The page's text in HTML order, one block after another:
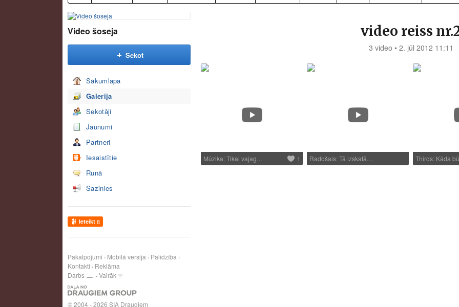
Video šoseja
Sekot
Sākumlapa
Galerija
Sekotāji
Jaunumi
Partneri
Iesaistītie
Runā
Sazinies
Ieteikt 8
Pakalpojumi Mobilā versija
Palīdzība
Kontakti
Reklāma
Darbs
Vairāk
© 2004 - 2026 SIA Draugiem
video reiss
3 video • 2. jūl 2012 11:11
Mūzika: Tikai vajag… 1 Radošais: Tā izskatā… Thirds: Kāda